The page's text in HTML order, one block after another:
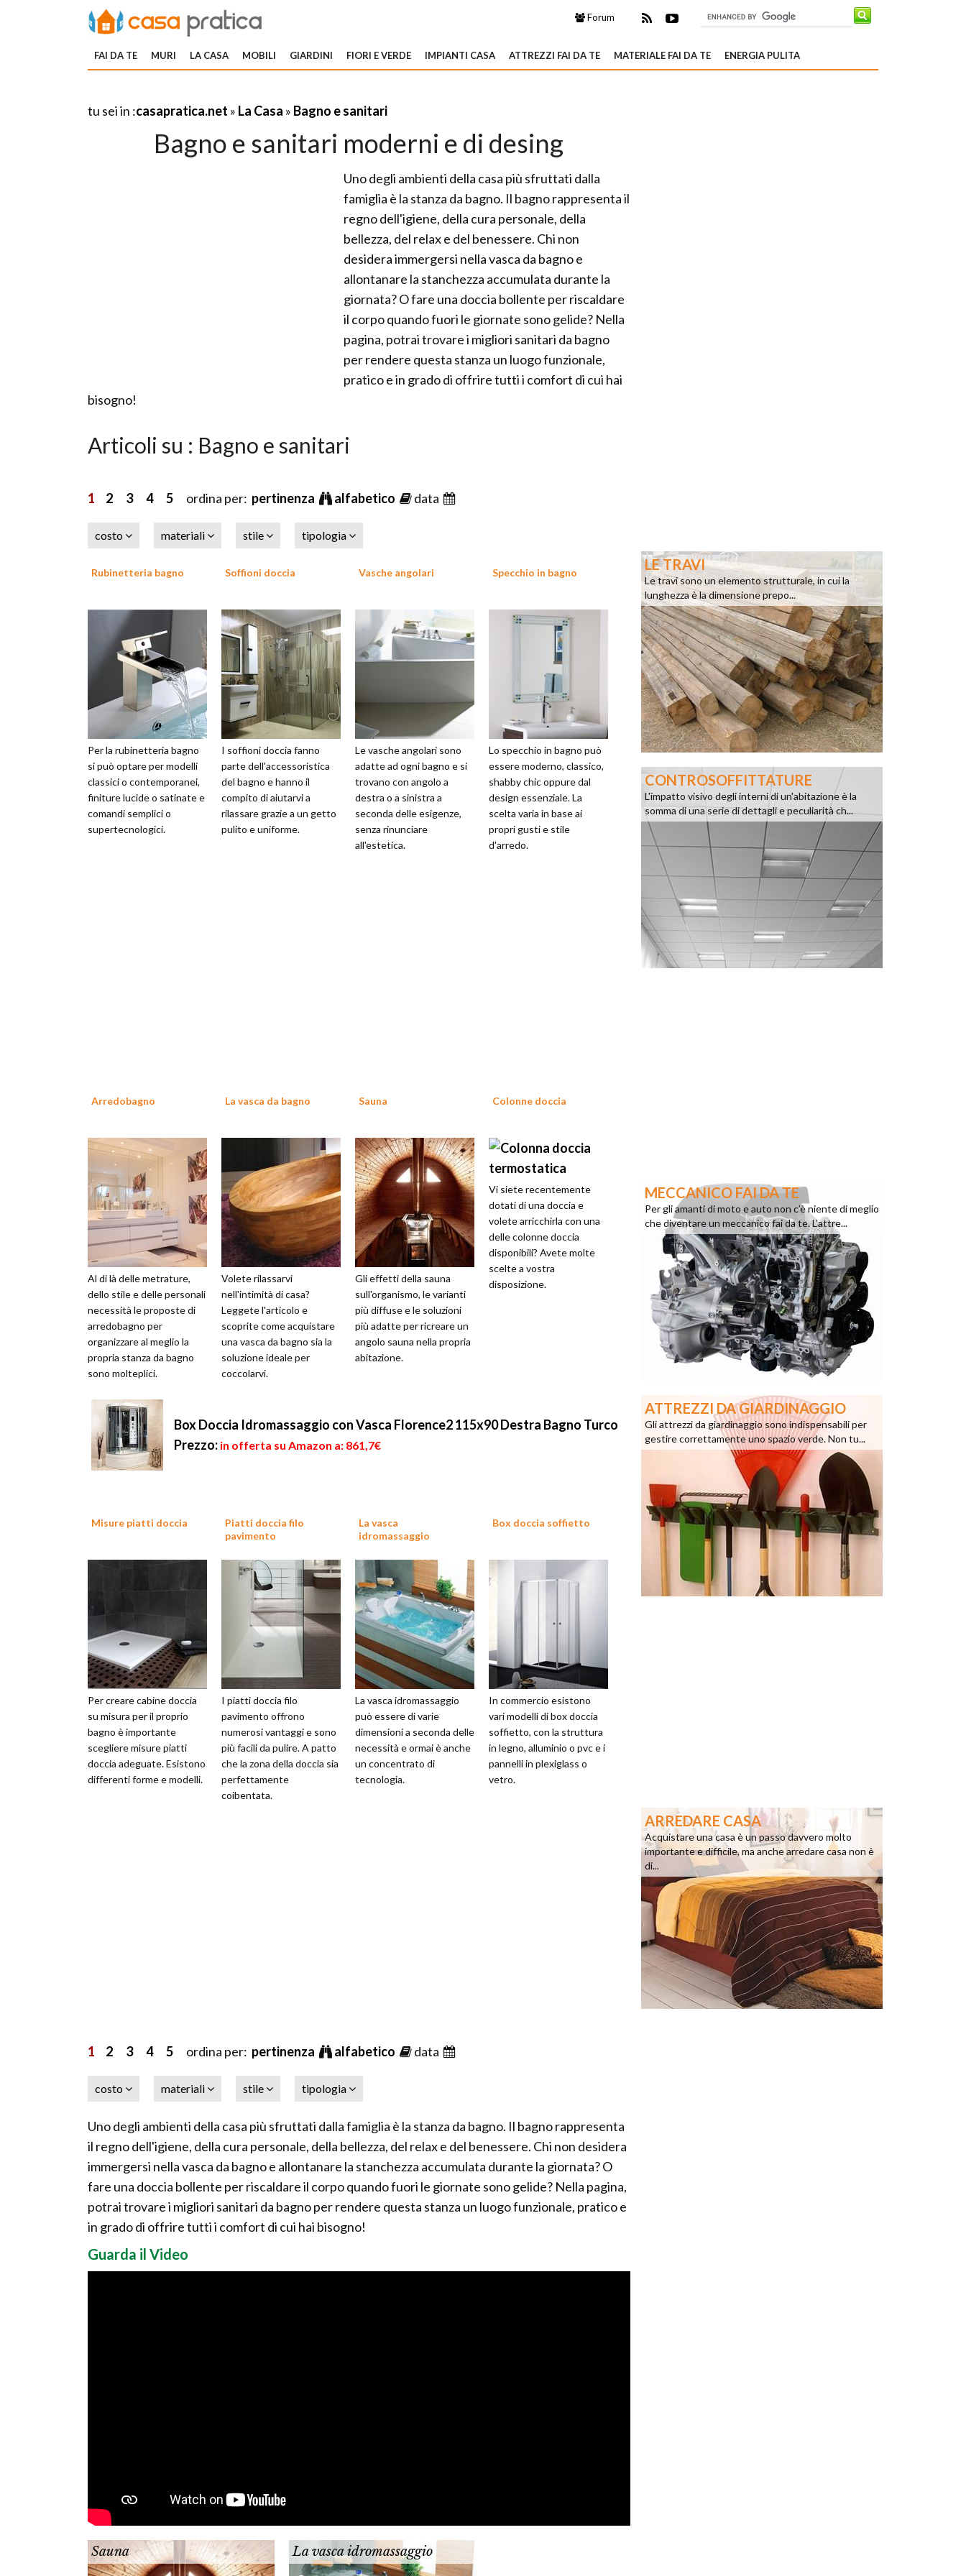
Forum
FAI DA TE MURI LA CASA MOBILI GIARDINI FIORI E VERDE IMPIANTI CASA ATTREZZI FAI DA TE MATERIALE FAI DA TE ENERGIA PULITA
tu sei in :casapratica.net » La Casa » Bagno e sanitari
Bagno e sanitari moderni e di desing
Uno degli ambienti della casa più sfruttati dalla
famiglia è la stanza da bagno. Il bagno rappresenta il
regno dell'igiene, della cura personale, della
bellezza, del relax e del benessere. Chi non
desidera immergersi nella vasca da bagno e
allontanare la stanchezza accumulata durante la
giornata? O fare una doccia bollente per riscaldare
il corpo quando fuori le giornate sono gelide? Nella
pagina, potrai trovare i migliori sanitari da bagno
per rendere questa stanza un luogo funzionale,
pratico e in grado di offrire tutti i comfort di cui hai
bisogno!
Articoli su : Bagno e sanitari
1 2 3 4 5 ordina per: pertinenza alfabetico data
costo materiali stile tipologia
Rubinetteria bagno
Per la rubinetteria bagno
si può optare per modelli
classici o contemporanei,
finiture lucide o satinate e
comandi semplici o
supertecnologici.
Soffioni doccia
I soffioni doccia fanno
parte dell'accessoristica
del bagno e hanno il
compito di aiutarvi a
rilassare grazie a un getto
pulito e uniforme.
Vasche angolari
Le vasche angolari sono
adatte ad ogni bagno e si
trovano con angolo a
destra o a sinistra a
seconda delle esigenze,
senza rinunciare
all'estetica.
Specchio in bagno
Lo specchio in bagno può
essere moderno, classico,
shabby chic oppure dal
design essenziale. La
scelta varia in base ai
propri gusti e stile
d'arredo.
Arredobagno
Al di là delle metrature,
dello stile e delle personali
necessità le proposte di
arredobagno per
organizzare al meglio la
propria stanza da bagno
sono molteplici.
La vasca da bagno
Volete rilassarvi
nell'intimità di casa?
Leggete l'articolo e
scoprite come acquistare
una vasca da bagno sia la
soluzione ideale per
coccolarvi.
Sauna
Gli effetti della sauna
sull'organismo, le varianti
più diffuse e le soluzioni
più adatte per ricreare un
angolo sauna nella propria
abitazione.
Colonne doccia
Vi siete recentemente
dotati di una doccia e
volete arricchirla con una
delle colonne doccia
disponibili? Avete molte
scelte a vostra
disposizione.
Box Doccia Idromassaggio con Vasca Florence2 115x90 Destra Bagno Turco
Prezzo: in offerta su Amazon a: 861,7€
Misure piatti doccia
Per creare cabine doccia
su misura per il proprio
bagno è importante
scegliere misure piatti
doccia adeguate. Esistono
differenti forme e modelli.
Piatti doccia filo
pavimento
I piatti doccia filo
pavimento offrono
numerosi vantaggi e sono
più facili da pulire. A patto
che la zona della doccia sia
perfettamente
coibentata.
La vasca
idromassaggio
La vasca idromassaggio
può essere di varie
dimensioni a seconda delle
necessità e ormai è anche
un concentrato di
tecnologia.
Box doccia soffietto
In commercio esistono
vari modelli di box doccia
soffietto, con la struttura
in legno, alluminio o pvc e i
pannelli in plexiglass o
vetro.
1 2 3 4 5 ordina per: pertinenza alfabetico data
costo materiali stile tipologia
Uno degli ambienti della casa più sfruttati dalla famiglia è la stanza da bagno. Il bagno rappresenta
il regno dell'igiene, della cura personale, della bellezza, del relax e del benessere. Chi non desidera
immergersi nella vasca da bagno e allontanare la stanchezza accumulata durante la giornata? O
fare una doccia bollente per riscaldare il corpo quando fuori le giornate sono gelide? Nella pagina,
potrai trovare i migliori sanitari da bagno per rendere questa stanza un luogo funzionale, pratico e
in grado di offrire tutti i comfort di cui hai bisogno!
Guarda il Video
Sauna La vasca idromassaggio
LE TRAVI
Le travi sono un elemento strutturale, in cui la
lunghezza è la dimensione prepo...
CONTROSOFFITTATURE
L'impatto visivo degli interni di un'abitazione è la
somma di una serie di dettagli e peculiarità ch...
MECCANICO FAI DA TE
Per gli amanti di moto e auto non c’è niente di meglio
che diventare un meccanico fai da te. L’attre...
ATTREZZI DA GIARDINAGGIO
Gli attrezzi da giardinaggio sono indispensabili per
gestire correttamente uno spazio verde. Non tu...
ARREDARE CASA
Acquistare una casa è un passo davvero molto
importante e difficile, ma anche arredare casa non è
di...